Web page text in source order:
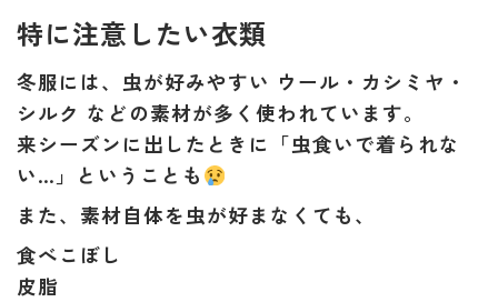
特に注意したい衣類
冬服には、虫が好みやすい ウール・カシミヤ・
シルク などの素材が多く使われています。
来シーズンに出したときに「虫食いで着られな
い…」ということも
また、素材自体を虫が好まなくても、
食べこぼし
皮脂